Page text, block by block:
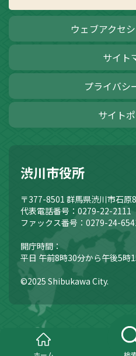
ウェブアクセ
サイト
プライバシ
サイト
渋川市役所
〒377-8501 群馬県渋川市石原
代表電話番号：0279-22-2111
ファックス番号：0279-24-
開庁時間：
平日 午前8時30分から午後5時
©2025 Shibukawa City.